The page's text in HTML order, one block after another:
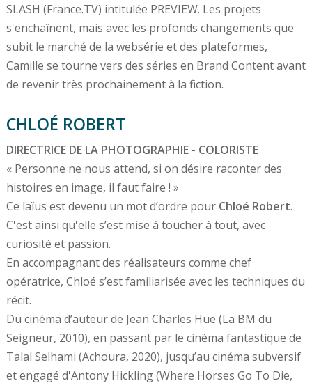
SLASH (France.TV) intitulée PREVIEW. Les projets
s'enchaînent, mais avec les profonds changements que
subit le marché de la websérie et des plateformes,
Camille se tourne vers des séries en Brand Content avant
de revenir très prochainement à la fiction.
CHLOÉ ROBERT
DIRECTRICE DE LA PHOTOGRAPHIE - COLORISTE
« Personne ne nous attend, si on désire raconter des
histoires en image, il faut faire ! »
Ce laïus est devenu un mot d’ordre pour Chloé Robert.
C'est ainsi qu'elle s’est mise à toucher à tout, avec
curiosité et passion.
En accompagnant des réalisateurs comme chef
opératrice, Chloé s’est familiarisée avec les techniques du
récit.
Du cinéma d’auteur de Jean Charles Hue (La BM du
Seigneur, 2010), en passant par le cinéma fantastique de
Talal Selhami (Achoura, 2020), jusqu’au cinéma subversif
et engagé d'Antony Hickling (Where Horses Go To Die,